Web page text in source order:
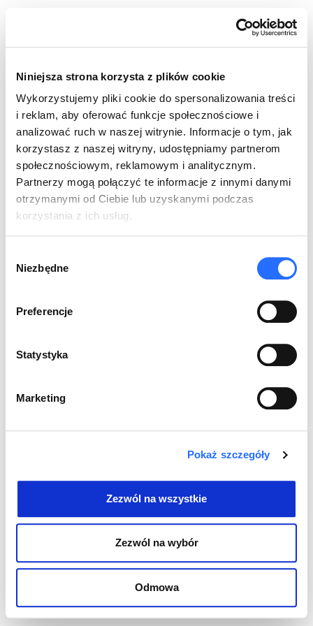
Niniejsza strona korzysta z plików cookie
Wykorzystujemy pliki cookie do spersonalizowania treści
i reklam, aby oferować funkcje społecznościowe i
analizować ruch w naszej witrynie. Informacje o tym, jak
korzystasz z naszej witryny, udostępniamy partnerom
społecznościowym, reklamowym i analitycznym.
Partnerzy mogą połączyć te informacje z innymi danymi
otrzymanymi od Ciebie lub uzyskanymi podczas
korzystania z ich usług.
zgody
Niezbędne
Preferencje
Statystyka
Marketing
Pokaż szczegóły
Zezwól na wszystkie
Zezwól na wybór
Odmowa
EN
Wyślij nam brief
biuro@mondaygroup.pl
Wyślij nam CV
Zadzwoń do nas
Wszystkie prawa zastrzeżone © 2026